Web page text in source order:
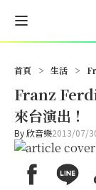
首頁 > 生活 >
Franz
來台演出！
By欣音樂2013/07/